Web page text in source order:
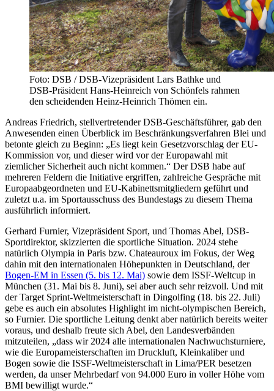
Foto: DSB / DSB-Vizepräsident Lars Bathke und
DSB-Präsident Hans-Heinreich von Schönfels rahmen
den scheidenden Heinz-Heinrich Thömen ein.
Andreas Friedrich, stellvertretender DSB-Geschäftsführer, gab den
Anwesenden einen Überblick im Beschränkungsverfahren Blei und
betonte gleich zu Beginn: „Es liegt kein Gesetzvorschlag der EU-
Kommission vor, und dieser wird vor der Europawahl mit
ziemlicher Sicherheit auch nicht kommen.“ Der DSB habe auf
mehreren Feldern die Initiative ergriffen, zahlreiche Gespräche mit
Europaabgeordneten und EU-Kabinettsmitgliedern geführt und
zuletzt u.a. im Sportausschuss des Bundestags zu diesem Thema
ausführlich informiert.
Gerhard Furnier, Vizepräsident Sport, und Thomas Abel, DSB-
Sportdirektor, skizzierten die sportliche Situation. 2024 stehe
natürlich Olympia in Paris bzw. Chateauroux im Fokus, der Weg
dahin mit den internationalen Höhepunkten in Deutschland, der
Bogen-EM in Essen (5. bis 12. Mai) sowie dem ISSF-Weltcup in
München (31. Mai bis 8. Juni), sei aber auch sehr reizvoll. Und mit
der Target Sprint-Weltmeisterschaft in Dingolfing (18. bis 22. Juli)
gebe es auch ein absolutes Highlight im nicht-olympischen Bereich,
so Furnier. Die sportliche Leitung denkt aber natürlich bereits weiter
voraus, und deshalb freute sich Abel, den Landesverbänden
mitzuteilen, „dass wir 2024 alle internationalen Nachwuchsturniere,
wie die Europameisterschaften im Druckluft, Kleinkaliber und
Bogen sowie die ISSF-Weltmeisterschaft in Lima/PER besetzen
werden, da unser Mehrbedarf von 94.000 Euro in voller Höhe vom
BMI bewilligt wurde.“